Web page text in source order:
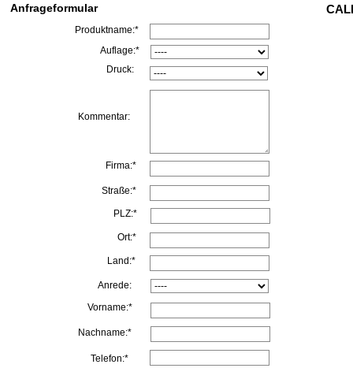
Auflage:*
Druck:
Kommentar:
Firma:*
Straße:*
PLZ:*
Ort:*
Land:*
Vorname:*
Anrede:
Telefon:*
Nachname:*
Produktname:*
Anfrageformular